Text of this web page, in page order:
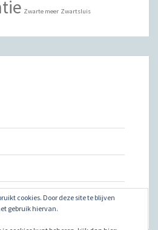
Zwarte meer Zwartsluis
cookies. Door deze site te blijven
gebruik hiervan.